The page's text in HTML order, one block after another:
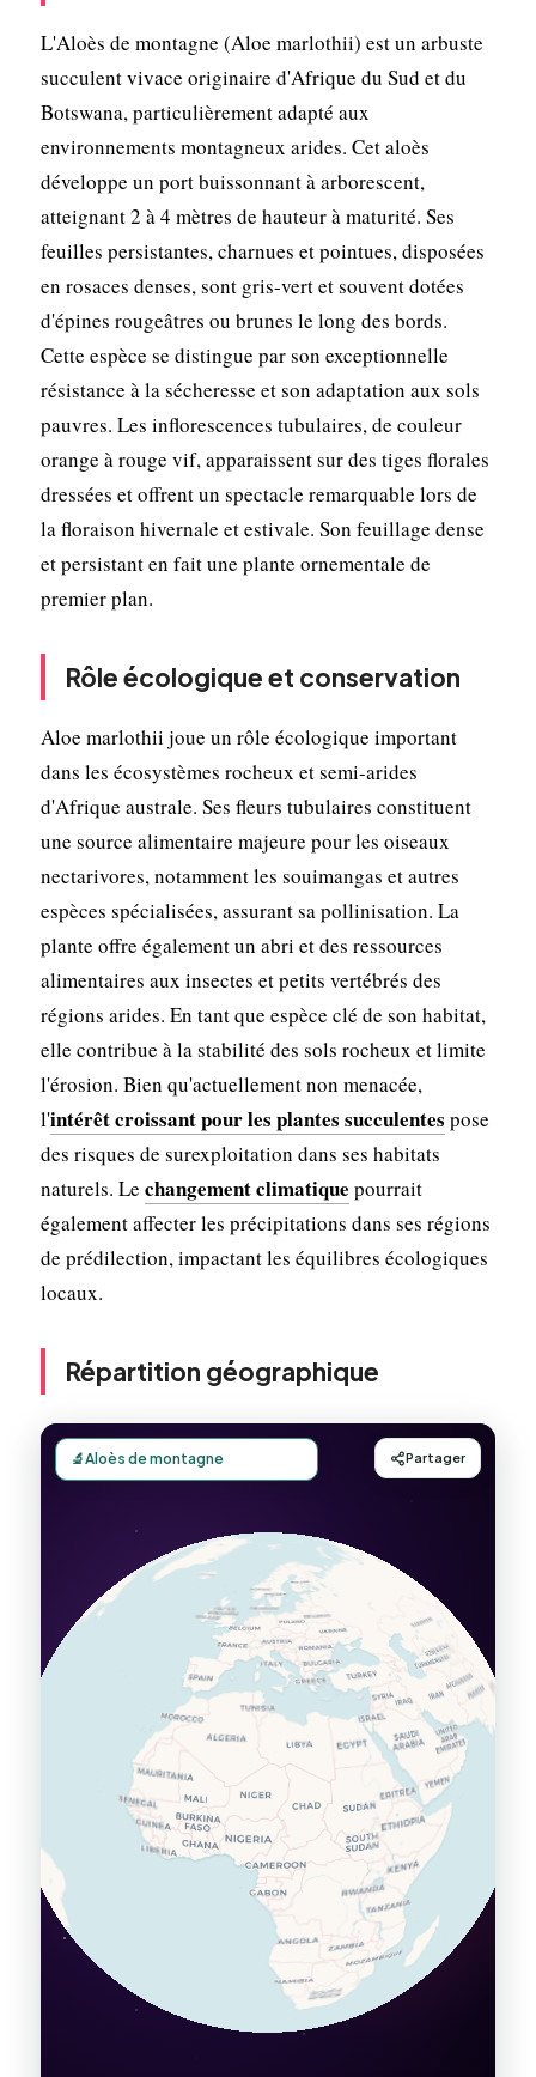
L'Aloès de montagne (Aloe marlothii) est un arbuste
succulent vivace originaire d'Afrique du Sud et du
Botswana, particulièrement adapté aux
environnements montagneux arides. Cet aloès
développe un port buissonnant à arborescent,
atteignant 2 à 4 mètres de hauteur à maturité. Ses
feuilles persistantes, charnues et pointues, disposées
en rosaces denses, sont gris-vert et souvent dotées
d'épines rougeâtres ou brunes le long des bords.
Cette espèce se distingue par son exceptionnelle
résistance à la sécheresse et son adaptation aux sols
pauvres. Les inflorescences tubulaires, de couleur
orange à rouge vif, apparaissent sur des tiges florales
dressées et offrent un spectacle remarquable lors de
la floraison hivernale et estivale. Son feuillage dense
et persistant en fait une plante ornementale de
premier plan.
Rôle écologique et conservation
Aloe marlothii joue un rôle écologique important
dans les écosystèmes rocheux et semi-arides
d'Afrique australe. Ses fleurs tubulaires constituent
une source alimentaire majeure pour les oiseaux
nectarivores, notamment les souimangas et autres
espèces spécialisées, assurant sa pollinisation. La
plante offre également un abri et des ressources
alimentaires aux insectes et petits vertébrés des
régions arides. En tant que espèce clé de son habitat,
elle contribue à la stabilité des sols rocheux et limite
l'érosion. Bien qu'actuellement non menacée,
l'intérêt croissant pour les plantes succulentes pose
des risques de surexploitation dans ses habitats
naturels. Le changement climatique pourrait
également affecter les précipitations dans ses régions
de prédilection, impactant les équilibres écologiques
locaux.
Répartition géographique